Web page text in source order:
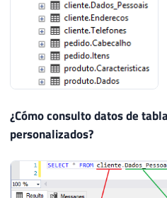
¿Cómo consulto datos de
personalizados?